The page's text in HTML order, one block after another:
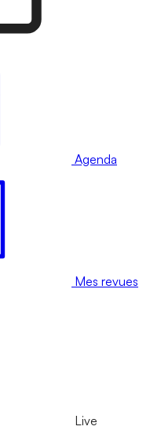
Agenda
Mes revues
Live